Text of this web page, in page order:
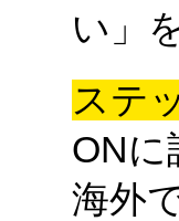
い」
ステ
ONに
海外